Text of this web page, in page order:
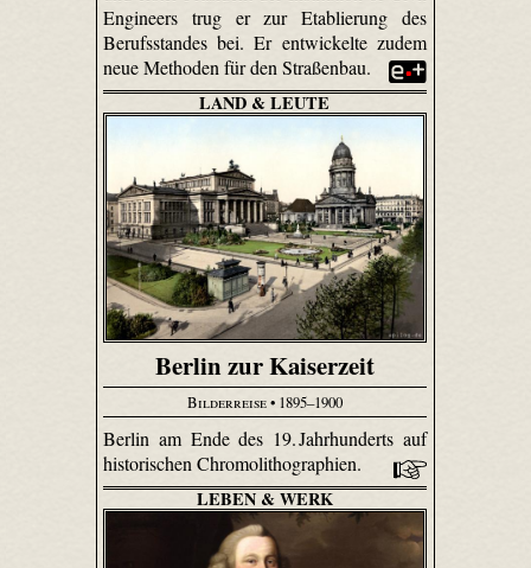
Engineers trug er zur Etablierung des
Berufsstandes bei. Er entwickelte zudem
neue Methoden für den Straßenbau.
LAND & LEUTE
Berlin zur Kaiserzeit
Bilderreise• 1895–1900
Berlin am Ende des 19. Jahrhunderts auf
historischen Chromolithographien.
LEBEN & WERK